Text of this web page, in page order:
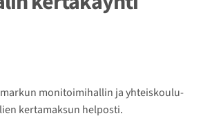
monitoimihallin ja yhteiskoulu-
kertamaksun helposti.